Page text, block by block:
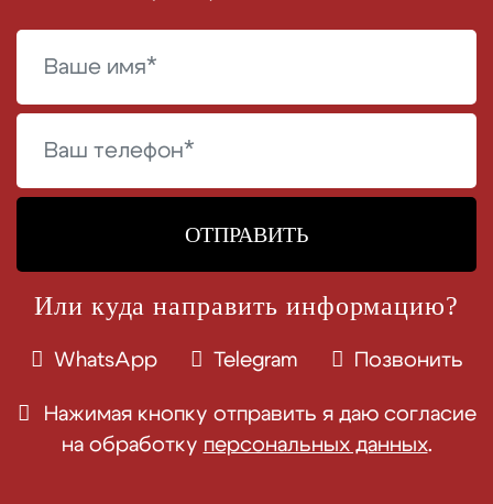
Или куда направить информацию?
WhatsApp Telegram Позвонить
Нажимая кнопку отправить я даю согласие
на обработку персональных данных.
ОТПРАВИТЬ